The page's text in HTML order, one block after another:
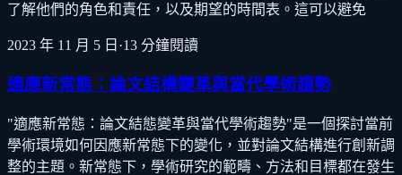
了解他們的角色和責任，以及期望的時間表。這可以避免
2023 年 11 月 5 日 ·13 分鐘閱讀
適應新常態：論文結構變革與當代學術趨勢
"適應新常態：論文結態變革與當代學術趨勢"是一個探討當前
學術環境如何因應新常態下的變化，並對論文結構進行創新調
整的主題。新常態下，學術研究的範疇、方法和目標都在發生